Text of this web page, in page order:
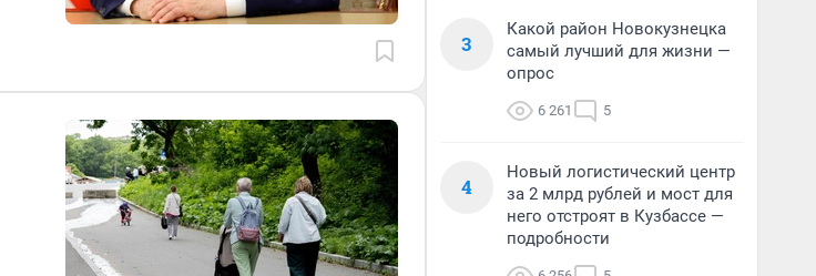
3
Какой район Новокузнецка
самый лучший для жизни —
опрос
6 261 5
4
Новый логистический центр
за 2 млрд рублей и мост для
него отстроят в Кузбассе —
подробности